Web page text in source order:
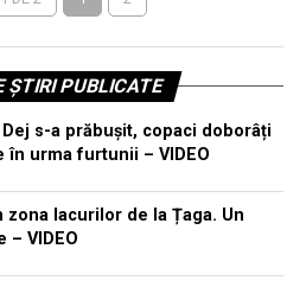
ȘTIRI PUBLICATE
s-a prăbușit, copaci doborâți
în urma furtunii – VIDEO
zona lacurilor de la Țaga. Un
VIDEO